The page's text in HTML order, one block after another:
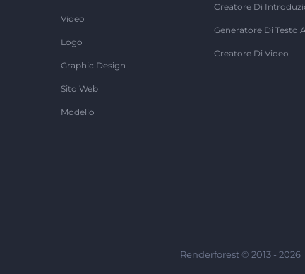
Video
Logo
Graphic Design
Sito Web
Modello
Creatore Di
Generatore Di Testo
Creatore Di Video
Renderforest © 2013 - 2026